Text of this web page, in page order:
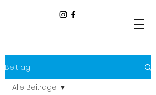
Beitrag
Alle Beiträge